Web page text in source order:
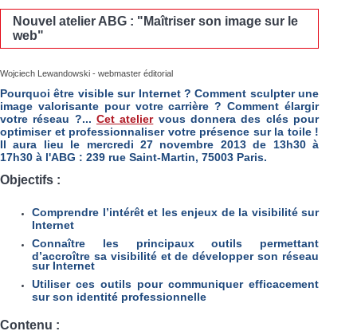
Nouvel atelier ABG : "Maîtriser son image sur le
web"
Wojciech Lewandowski - webmaster éditorial
Pourquoi être visible sur Internet ? Comment sculpter une
image valorisante pour votre carrière ? Comment élargir
votre réseau ?... Cet ateliervous donnera des clés pour
optimiser et professionnaliser votre présence sur la toile !
Il aura lieu le mercredi 27 novembre 2013 de 13h30 à
17h30 à l'ABG : 239 rue Saint-Martin, 75003 Paris.
Objectifs :
Comprendre l’intérêt et les enjeux de la visibilité sur
Internet
Connaître les principaux outils permettant
d’accroître sa visibilité et de développer son réseau
sur Internet
Utiliser ces outils pour communiquer efficacement
sur son identité professionnelle
Contenu :